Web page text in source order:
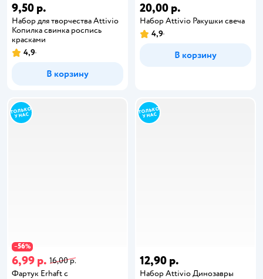
9,50 р.
Набор для творчества Attivio
Копилка свинка роспись
красками
4,9
В корзину
20,00 р.
Набор Attivio Ракушки свеча
4,9
В корзину
−56%
6,99 р. 16,00 р.
Фартук Erhaft с
12,90 р.
Набор Attivio Динозавры